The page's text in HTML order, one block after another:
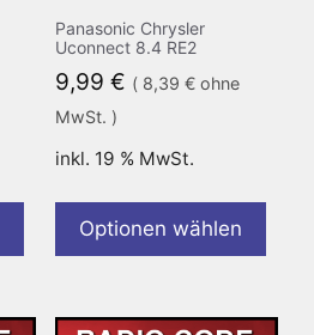
Panasonic Chrysler
Uconnect 8.4 RE2
9,99 € ( 8,39 €ohne
MwSt. )
inkl. 19 % MwSt.
Optionen wählen